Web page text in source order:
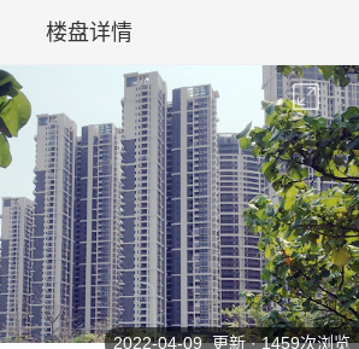
楼盘详情
2022-04-09 更新 · 1459次浏览